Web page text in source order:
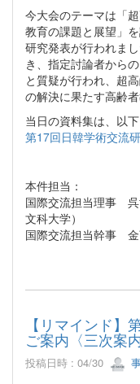
今大会のテーマは「
教育の課題と展望」
研究発表が行われま
き、指定討論者から
と質疑が行われ、超
の解決に果たす高齢
当日の資料集は、以
第17回日韓学術交流
本件担当：
国際交流担当理事
文科大学）
国際交流担当幹事 金
【リマインド】
ご案内〈三次案内
投稿日時 : 04/30